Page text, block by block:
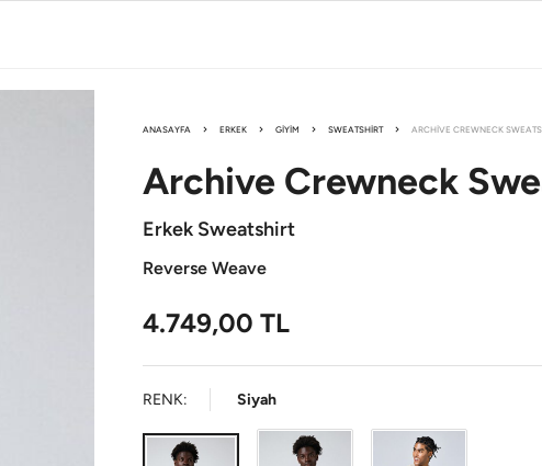
ANASAYFA ERKEK GIYIM SWEATSHIRT ARCHIVE CREWNECK
Archive Crewneck
Erkek Sweatshirt
Reverse Weave
4.749,00 TL
RENK: Siyah